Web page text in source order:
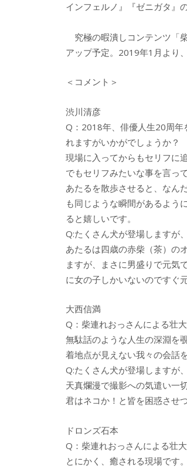
インフェルノ』『ゼニガタ』
究極の暇潰しコンテンツ「
アップ予定。2019年1月より
＜コメント＞
渋川清彦
Q：2018年、俳優人生20周年
れますがいかがでしょうか？
現場に入ってからもセリフに
でもセリフみたいな事を言っ
あたるを散歩させると、なん
も同じような瞬間があるよう
ると嬉しいです。
Q:たくさん犬が登場しますが
あたるは四歳の赤柴（茶）の
ますが、まさに男盛りで元気
に女の子しかいないのですぐ
大西信満
Q：柴連れおっさんによる壮
無駄話のような人生の深淵を
着地点が見えない我々の会話
Q:たくさん犬が登場しますが
天真爛漫で撮影への気遣い一
君はネコか！と皆を困惑させ
ドロンズ石本
Q：柴連れおっさんによる壮
とにかく、癒される現場です